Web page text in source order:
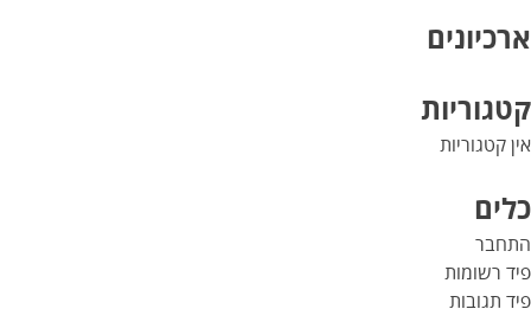
ארכיונים
קטגוריות
אין קטגוריות
כלים
התחבר
פיד רשומות
פיד תגובות